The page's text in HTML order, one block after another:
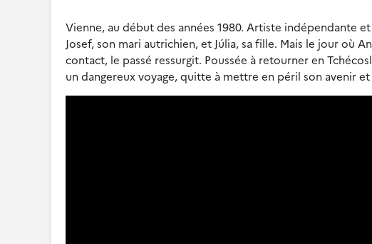
Vienne, au début des années 1980. Artiste indépendante
Josef, son mari autrichien, et Júlia, sa fille. Mais le jour où
contact, le passé ressurgit. Poussée à retourner en
un dangereux voyage, quitte à mettre en péril son avenir